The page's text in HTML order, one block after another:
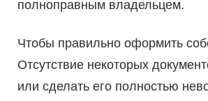
полноправным владельцем.
Чтобы правильно оформить
Отсутствие некоторых
или сделать его полностью